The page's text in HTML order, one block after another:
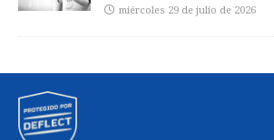
miércoles 29 de julio de 2026